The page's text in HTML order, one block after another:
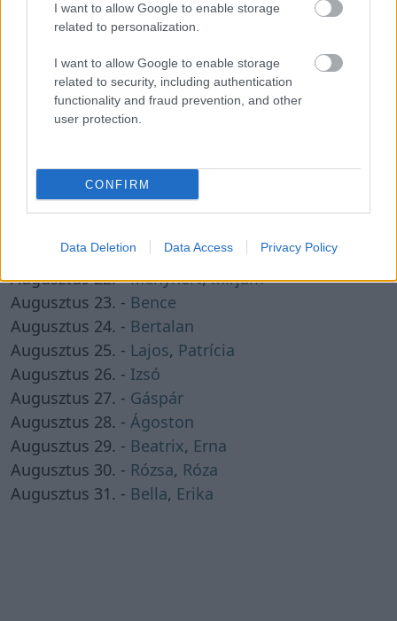
I want to allow Google to enable storage
related to personalization.
I want to allow Google to enable storage
related to security, including authentication
functionality and fraud prevention, and other
user protection.
CONFIRM
Data Deletion Data Access Privacy Policy
Augusztus 11. -Zsuzsanna,Tiborc
Augusztus 12. -
Augusztus 13. -Ipoly,Heléna
Augusztus 14. -Marcell
Augusztus 15. -Mária
Augusztus 18. -Ilona
Augusztus 19. -Huba
Augusztus 21. -Hajna,Sámuel
Augusztus 22. -Menyhért,Mirjam
Augusztus 23. - Bence
Augusztus 24. - Bertalan
Augusztus 25. - Lajos, Patrícia
Augusztus 26. - Izsó
Augusztus 27. - Gáspár
Augusztus 28. - Ágoston
Augusztus 29. - Beatrix, Erna
Augusztus 30. - Rózsa, Róza
Augusztus 31. - Bella, Erika